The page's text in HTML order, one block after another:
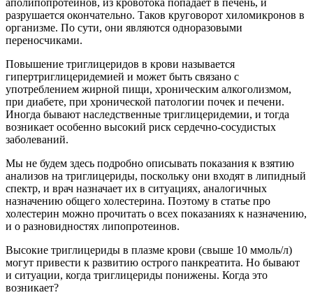
аполипопротеинов, из кровотока попадает в печень, и
разрушается окончательно. Таков круговорот хиломикронов в
организме. По сути, они являются одноразовыми
переносчиками.
Повышение триглицеридов в крови называется
гипертриглицеридемией и может быть связано с
употреблением жирной пищи, хроническим алкоголизмом,
при диабете, при хронической патологии почек и печени.
Иногда бывают наследственные триглицеридемии, и тогда
возникает особенно высокий риск сердечно-сосудистых
заболеваний.
Мы не будем здесь подробно описывать показания к взятию
анализов на триглицериды, поскольку они входят в липидный
спектр, и врач назначает их в ситуациях, аналогичных
назначению общего холестерина. Поэтому в статье про
холестерин можно прочитать о всех показаниях к назначению,
и о разновидностях липопротеинов.
Высокие триглицериды в плазме крови (свыше 10 ммоль/л)
могут привести к развитию острого панкреатита. Но бывают
и ситуации, когда триглицериды понижены. Когда это
возникает?